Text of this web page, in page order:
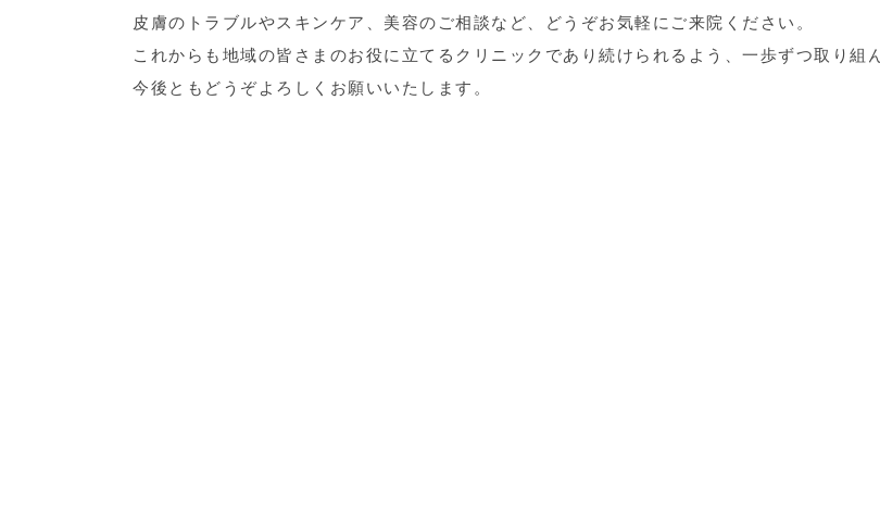
皮膚のトラブルやスキンケア、美容のご相談など、どうぞお気軽にご来院ください。
これからも地域の皆さまのお役に立てるクリニックであり続けられるよう、一歩ずつ取り組
今後ともどうぞよろしくお願いいたします。